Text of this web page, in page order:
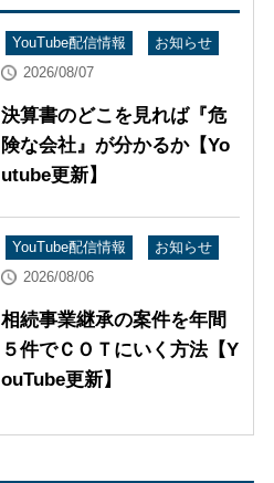
YouTube配信情報
お知らせ
2026/08/07
決算書のどこを見れば『危
険な会社』が分かるか【Yo
utube更新】
YouTube配信情報
お知らせ
2026/08/06
相続事業継承の案件を年間
５件でＣＯＴにいく方法【Y
ouTube更新】